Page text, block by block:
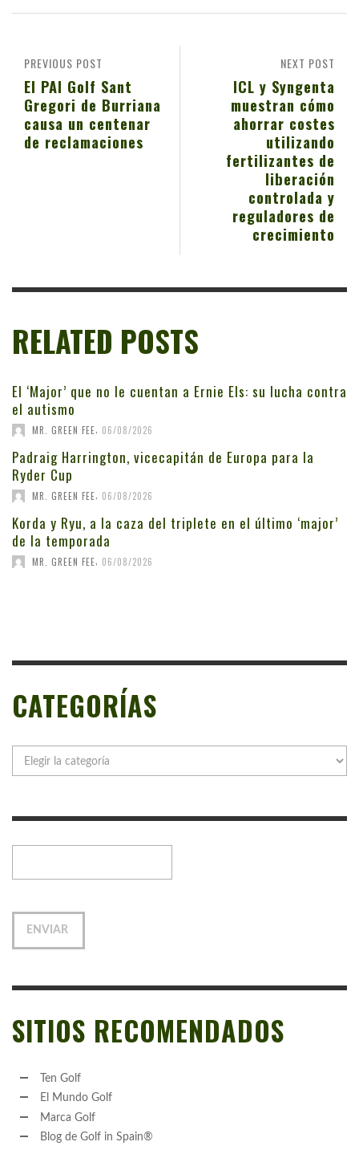
NEXT POST
ICL y Syngenta
muestran cómo
ahorrar costes
utilizando
fertilizantes de
liberación
controlada y
reguladores de
crecimiento
PREVIOUS POST
El PAI Golf Sant
Gregori de Burriana
causa un centenar
de reclamaciones
RELATED POSTS
El ‘Major’ que no le cuentan a Ernie Els: su lucha contra
el autismo
MR. GREEN FEE, 06/08/2026
Padraig Harrington, vicecapitán de Europa para la
Ryder Cup
MR. GREEN FEE 06/08/2026
Korda y Ryu, a la caza del triplete en el último ‘major’
de la temporada
MR. GREEN FEE 06/08/2026
CATEGORÍAS
SITIOS RECOMENDADOS
Ten Golf
El Mundo Golf
Marca Golf
Blog de Golf in Spain®